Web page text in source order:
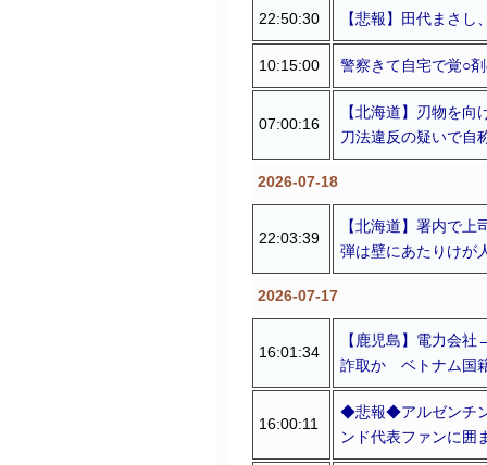
22:50:30 【悲報】田代まさ
10:15:00 警察きて自宅で覚○
07:00:16
【北海道】刃物を
刀法違反の疑いで
2026-07-18
22:03:39
【北海道】署内で
弾は壁にあたりけが
2026-07-17
16:01:34
【鹿児島】電力会
詐取か ベトナム国
16:00:11
◆悲報◆アルゼンチ
ンド代表ファンに囲